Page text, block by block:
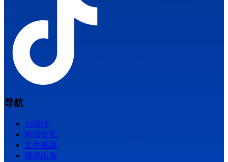
导航
AI设计
对话交互
文生视频
跨境出海